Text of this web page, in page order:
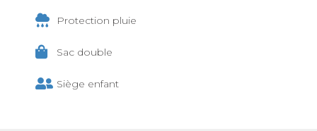
Protection pluie
Sac double
Siège enfant